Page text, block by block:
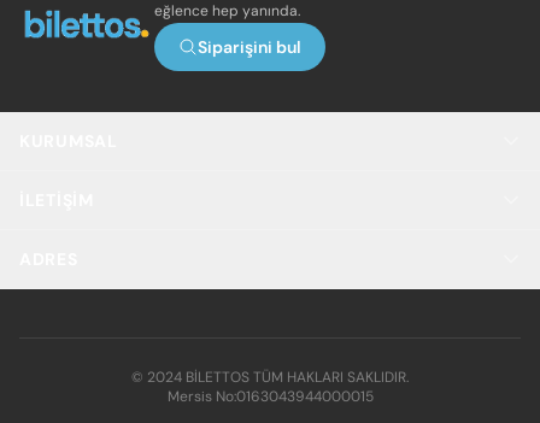
eğlence hep yanında.
Siparişini bul
© 2024 BİLETTOS TÜM HAKLARI SAKLIDIR.
Mersis No:0163043944000015